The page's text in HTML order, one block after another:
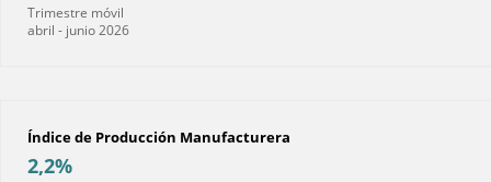
Trimestre móvil
abril - junio 2026
Índice de Producción Manufacturera
2,2%